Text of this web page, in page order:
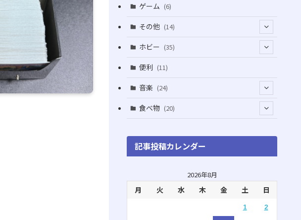
(1)
(3)
(4)
(12)
(4)
(6)
(75)
(7)
(22)
(1)
(5)
(8)
(5)
(10)
ゲーム (6)
その他 (14)
(1)
ホビー (35)
便利 (11)
音楽 (24)
(18)
食べ物 (20)
(6)
記事投稿カレンダー
2026年8月
月 火 水 木 金 土 日
1 2